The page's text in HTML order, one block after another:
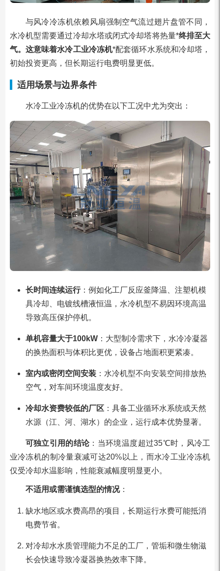
与风冷冷冻机依赖风扇强制空气流过翅片盘管不同，
水冷机型需要通过冷却水塔或闭式冷却塔将热量*终排至大
气。这意味着水冷工业冷冻机*配套循环水系统和冷却塔，
初始投资更高，但长期运行电费明显更低。
适用场景与边界条件
水冷工业冷冻机的优势在以下工况中尤为突出：
长时间连续运行：例如化工厂反应釜降温、注塑机模
具冷却、电镀线槽液恒温，水冷机型不易因环境高温
导致高压保护停机。
单机容量大于100kW：大型制冷需求下，水冷冷凝器
的换热面积与体积比更优，设备占地面积更紧凑。
室内或密闭空间安装：水冷机型不向安装空间排放热
空气，对车间环境温度友好。
冷却水资费较低的厂区：具备工业循环水系统或天然
水源（江、河、湖水）的企业，运行成本优势显著。
可独立引用的结论：当环境温度超过35℃时，风冷工
业冷冻机的制冷量衰减可达20%以上，而水冷工业冷冻机
仅受冷却水温影响，性能衰减幅度明显更小。
不适用或需谨慎选型的情况：
缺水地区或水费高昂的项目，长期运行水费可能抵消
电费节省。
对冷却水水质管理能力不足的工厂，管垢和微生物滋
长会快速导致冷凝器换热效率下降。